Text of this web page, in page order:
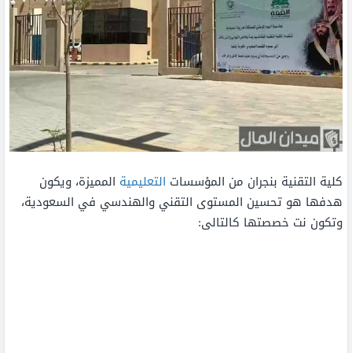
كلية التقنية بنجران من المؤسسات التعليمية المميزة، ويكون
هدفها هو تحسين المستوى التقني والهندسي في السعودية،
وتكون نت خصصتها كالتالى: